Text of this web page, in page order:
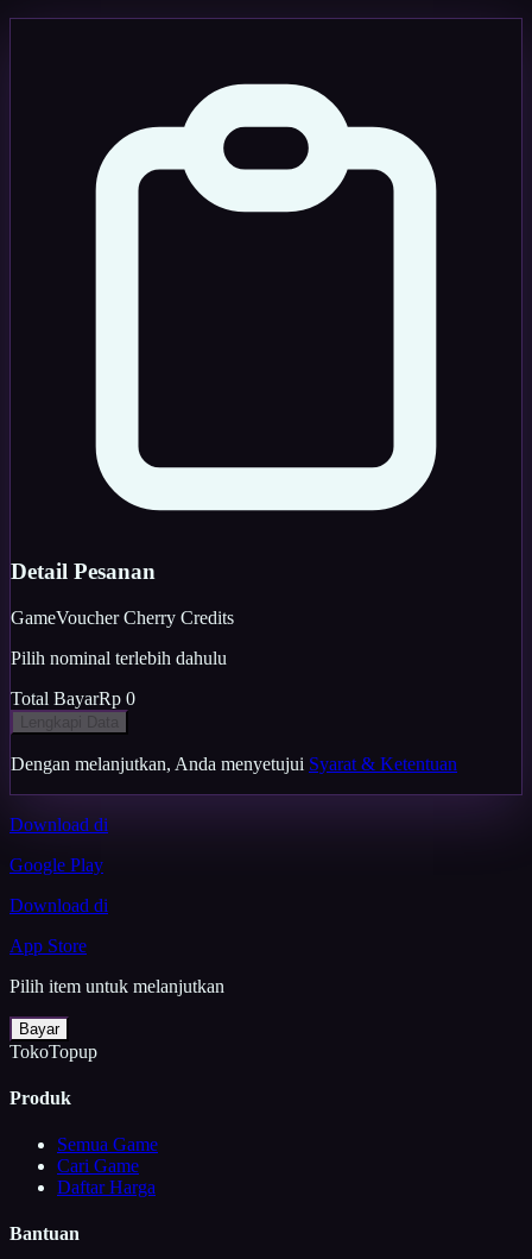
Detail Pesanan
GameVoucher Cherry Credits
Pilih nominal terlebih dahulu
Total BayarRp 0
Dengan melanjutkan, Anda menyetujui Syarat & Ketentuan
Download di
Google Play
Download di
App Store
Pilih item untuk melanjutkan
Bayar
TokoTopup
Produk
Semua Game
Cari Game
Daftar Harga
Bantuan